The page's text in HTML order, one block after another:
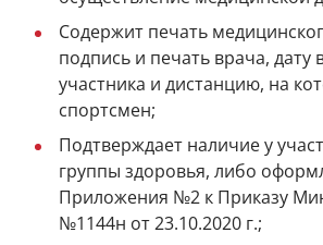
Содержит печать
подпись и печать врача,
участника и дистанцию, на
спортсмен;
Подтверждает наличие у
группы здоровья, либо
Приложения №2 к Приказу
№1144н от 23.10.2020 г.;